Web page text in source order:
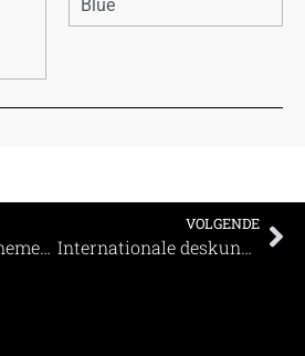
Blue
Limburgse ondernemers Giuliano Bruno, Jos Haumont en Luc Didden nemen Hotel Restaurant Mardaga over
VOLGENDE
Internationale deskundigen nemen toekomst zakelijke evenementenbranche onder de loep Speciale MICE-editie van International Advisory Board in april 2021